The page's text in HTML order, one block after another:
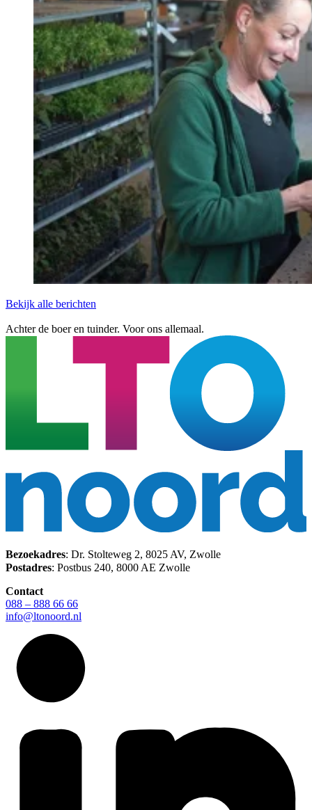
Bekijk alle berichten
Achter de boer en tuinder. Voor ons allemaal.
Bezoekadres: Dr. Stolteweg 2, 8025 AV, Zwolle
Postadres: Postbus 240, 8000 AE Zwolle
Contact
088 – 888 66 66
info@ltonoord.nl